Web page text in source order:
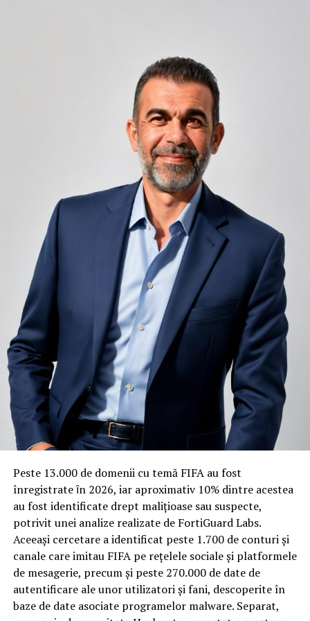
Camerele de hotel sunt, prin natura lor, spații apropiate
unele de altele, separate de pereți care nu pot fi făcuți
infinit de groși din motive practice și economice.
Zgomotul pașilor din camera de sus sau din coridorul
adiacent rămâne una dintre cele mai frecvente
nemulțumiri semnalate de oaspeți în recenziile online,
chiar și la unități altfel apreciate pentru servicii și
locație. De multe ori, oaspeții nu identifică pardoseala
drept sursa reală a problemei, ci descriu simplu senzația
de spațiu zgomotos sau agitat.
Pardoseala joacă un rol important în absorbția acestor
sunete, mai ales în zonele de trecere frecventă dintre
cameră și baie sau dintre pat și fereastră. Un material cu
proprietăți fonoabsorbante bune reduce transmiterea
zgomotului către camerele vecine și către etajele
inferioare, un aspect esențial mai ales în clădirile mai
vechi, cu structuri care nu au fost proiectate inițial
pentru izolare fonică performantă.
Rotația rapidă a oaspeților cere
materiale rezistente
Spre diferență de o locuință obișnuită, o cameră de hotel
trece printr-un ciclu de utilizare intensă: oaspeți diferiți,
bagaje trase pe roți, curățenie zilnică, uneori mai multe
rezervări consecutive în aceeași săptămână. Această
frecvență ridicată de utilizare pune presiune reală pe
orice suprafață, iar pardoseala este printre primele
elemente afectate vizibil, mai ales în zona din jurul
patului și a ușii de acces.
În etapa de renovare sau construcție, administratorii
Peste 13.000 de domenii cu temă FIFA au fost
înregistrate ȋn 2026, iar aproximativ 10% dintre acestea
au fost identificate drept malițioase sau suspecte,
potrivit unei analize realizate de FortiGuard Labs.
Aceeași cercetare a identificat peste 1.700 de conturi și
canale care imitau FIFA pe rețelele sociale și platformele
de mesagerie, precum și peste 270.000 de date de
autentificare ale unor utilizatori și fani, descoperite în
baze de date asociate programelor malware. Separat,